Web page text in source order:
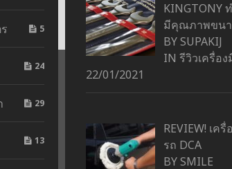
5
24
29
13
KINGTONY
มีคุณภาพขน
BY SUPAKIJ
IN รีวิวเครื่อ
22/01/2021
REVIEW! เค
รถ DCA
BY SMILE